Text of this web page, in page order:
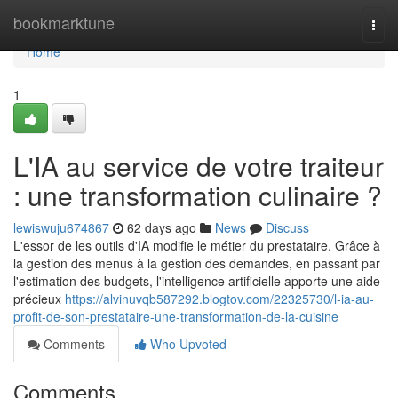
bookmarktune
Home
Home
1
L'IA au service de votre traiteur
: une transformation culinaire ?
lewiswuju674867 62 days ago News
Discuss
L'essor de les outils d'IA modifie le métier du prestataire. Grâce à
la gestion des menus à la gestion des demandes, en passant par
l'estimation des budgets, l'intelligence artificielle apporte une aide
précieux https://alvinuvqb587292.blogtov.com/22325730/l-ia-au-
profit-de-son-prestataire-une-transformation-de-la-cuisine
Comments
Who Upvoted
Comments